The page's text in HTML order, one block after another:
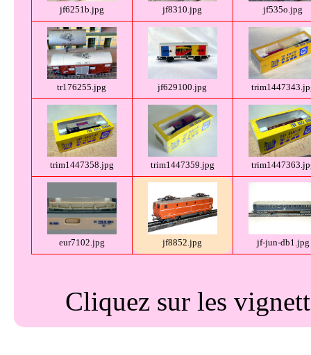
jf6251b.jpg jf8310.jpg jf535o.jpg
tr176255.jpg jf629100.jpg
trim1447358.jpg trim1447359.jpg
eur7102.jpg jf8852.jpg jf-jun-db1.jpg
Cliquez sur les